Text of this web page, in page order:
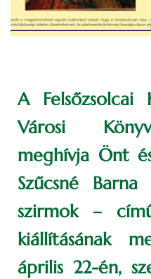
A Felsőzsolcai
Városi
meghívja Önt
Szűcsné
szirmok –
kiállításának
április 22-én,